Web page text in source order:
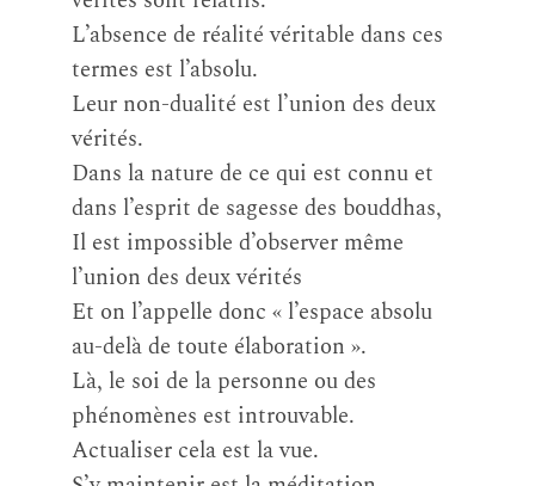
L’absence de réalité véritable dans ces
termes est l’absolu.
Leur non-dualité est l’union des deux
vérités.
Dans la nature de ce qui est connu et
dans l’esprit de sagesse des bouddhas,
Il est impossible d’observer même
l’union des deux vérités
Et on l’appelle donc « l’espace absolu
au-delà de toute élaboration ».
Là, le soi de la personne ou des
phénomènes est introuvable.
Actualiser cela est la vue.